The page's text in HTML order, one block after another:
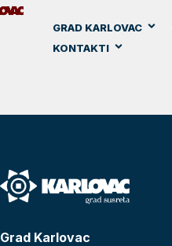
GRAD KARLOVAC
KONTAKTI
Grad Karlovac